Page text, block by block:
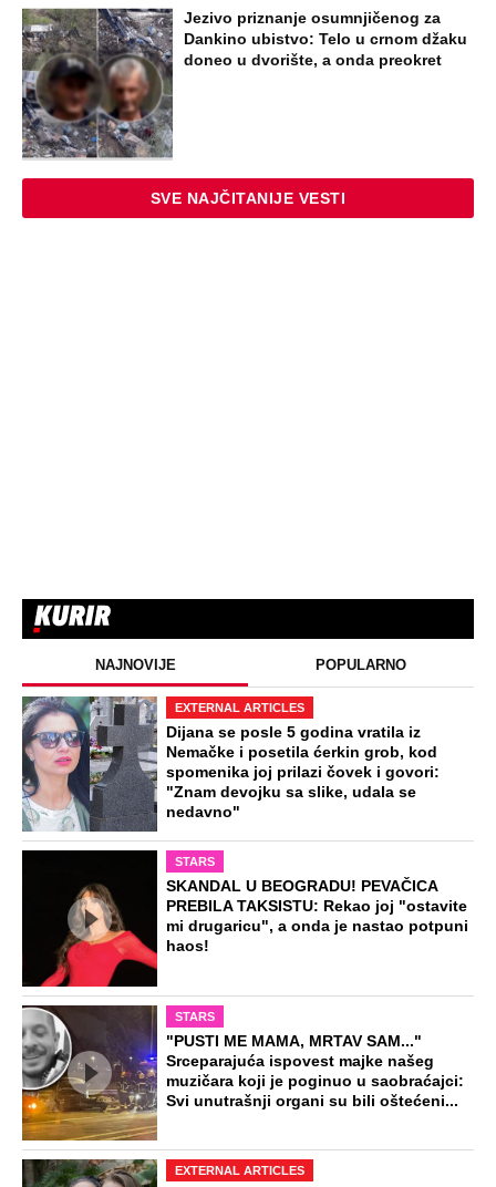
Jezivo priznanje osumnjičenog za
Dankino ubistvo: Telo u crnom džaku
doneo u dvorište, a onda preokret
SVE NAJČITANIJE VESTI
NAJNOVIJE POPULARNO
EXTERNAL ARTICLES
Dijana se posle 5 godina vratila iz
Nemačke i posetila ćerkin grob, kod
spomenika joj prilazi čovek i govori:
"Znam devojku sa slike, udala se
nedavno"
STARS
SKANDAL U BEOGRADU! PEVAČICA
PREBILA TAKSISTU: Rekao joj "ostavite
mi drugaricu", a onda je nastao potpuni
haos!
STARS
"PUSTI ME MAMA, MRTAV SAM..."
Srceparajuća ispovest majke našeg
muzičara koji je poginuo u saobraćajci:
Svi unutrašnji organi su bili oštećeni...
EXTERNAL ARTICLES